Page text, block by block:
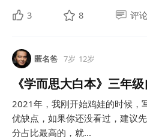
3
8 评论
匿名爸 7岁 12岁
《学而思大白本》三年
2021年，我刚开始鸡娃的时候，
优缺点，如果你还没看过，建议
分占比最高的，就...